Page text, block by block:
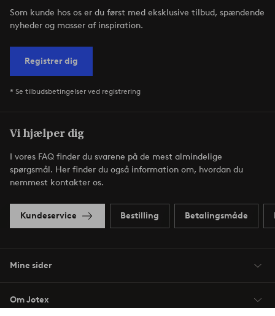
Som kunde hos os er du først med eksklusive tilbud, spændende
nyheder og masser af inspiration.
Registrer dig
* Se tilbudsbetingelser ved registrering
Vi hjælper dig
I vores FAQ finder du svarene på de mest almindelige
spørgsmål. Her finder du også information om, hvordan du
nemmest kontakter os.
Kundeservice Bestilling Betalingsmåde
Mine sider
Om Jotex